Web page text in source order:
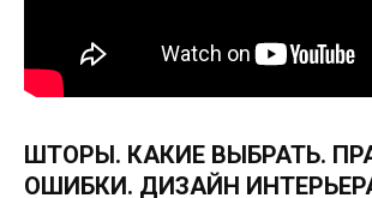
ШТОРЫ. КАКИЕ ВЫБРАТЬ.
ОШИБКИ. ДИЗАЙН